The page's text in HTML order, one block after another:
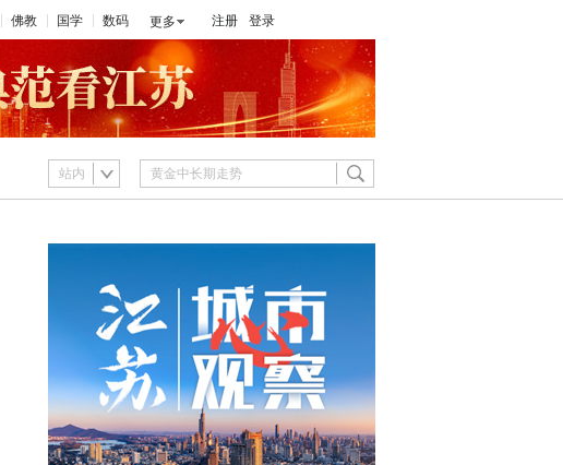
佛教 国学 数码 更多 注册 登录
站内